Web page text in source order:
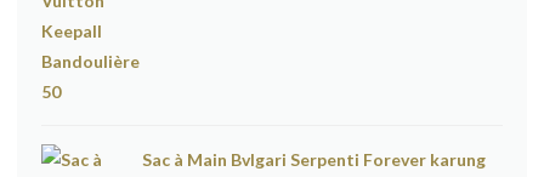
Sac à Main Bvlgari Serpenti Forever karung